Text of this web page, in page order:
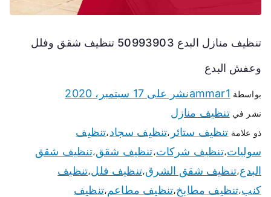
تنظيف منازل البدع 50993903 تنظيف شقق وفلل
وعفش البدع
بواسطة ammar1نشر على 17 سبتمبر، 2020
نشر فيتنظيف منازل
ذو علامة تنظيف ستائر ،تنظيف سجاد،تنظيف
سوليات،تنظيف شركات،تنظيف شقق،تنظيف شقق
البدع،تنظيف شقق الشرق،تنظيف فلل،تنظيف
كنب،تنظيف مطابخ،تنظيف مطاعم،تنظيف